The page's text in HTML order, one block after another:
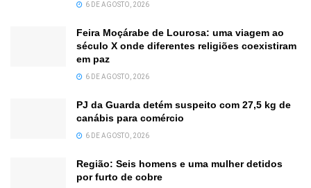
6 DE AGOSTO, 2026
Feira Moçárabe de Lourosa: uma viagem ao
século X onde diferentes religiões coexistiram
em paz
6 DE AGOSTO, 2026
PJ da Guarda detém suspeito com 27,5 kg de
canábis para comércio
6 DE AGOSTO, 2026
Região: Seis homens e uma mulher detidos
por furto de cobre